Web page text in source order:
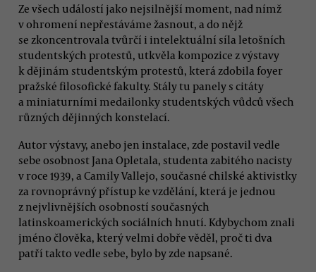
Ze všech událostí jako nejsilnější moment, nad nímž
v ohromení nepřestáváme žasnout, a do nějž
se zkoncentrovala tvůrčí i intelektuální síla letošních
studentských protestů, utkvěla kompozice z výstavy
k dějinám studentským protestů, která zdobila foyer
pražské filosofické fakulty. Stály tu panely s citáty
a miniaturními medailonky studentských vůdců všech
různých dějinných konstelací.
Autor výstavy, anebo jen instalace, zde postavil vedle
sebe osobnost Jana Opletala, studenta zabitého nacisty
v roce 1939, a Camily Vallejo, současné chilské aktivistky
za rovnoprávný přístup ke vzdělání, která je jednou
z nejvlivnějších osobností současných
latinskoamerických sociálních hnutí. Kdybychom znali
jméno člověka, který velmi dobře věděl, proč ti dva
patří takto vedle sebe, bylo by zde napsané.